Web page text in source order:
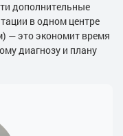
дополнительные
в одном центре
— это экономит время
диагнозу и плану